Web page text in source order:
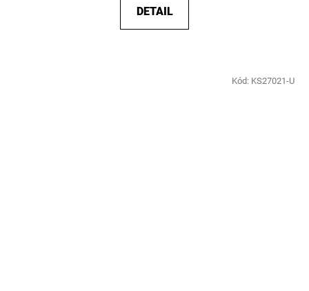
DETAIL
Kód: KS27021-U